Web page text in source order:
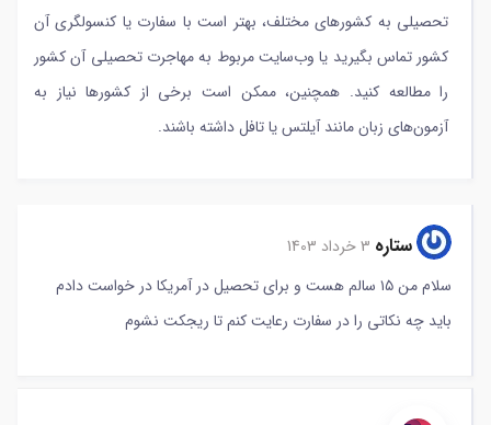
تحصیلی به کشورهای مختلف، بهتر است با سفارت یا کنسولگری آن
کشور تماس بگیرید یا وب‌سایت مربوط به مهاجرت تحصیلی آن کشور
را مطالعه کنید. همچنین، ممکن است برخی از کشورها نیاز به
آزمون‌های زبان مانند آیلتس یا تافل داشته باشند.
ستاره 3 خرداد 1403
سلام من ۱۵ سالم هست و برای تحصیل در آمریکا در خواست دادم
باید چه نکاتی را در سفارت رعایت کنم تا ریجکت نشوم